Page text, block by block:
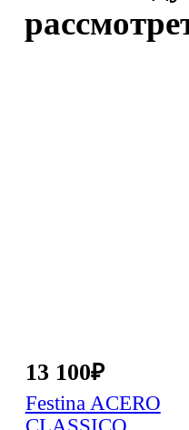
13 100₽
Festina ACERO